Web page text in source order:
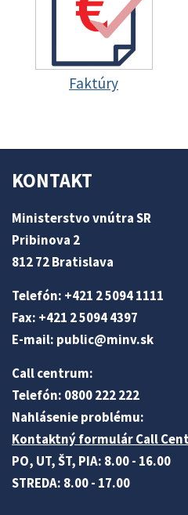
Faktúry
KONTAKT
Ministerstvo vnútra SR
Pribinova 2
812 72 Bratislava
Telefón: +421 2 5094 1111
Fax: +421 2 5094 4397
E-mail: public@minv.sk
Call centrum:
Telefón: 0800 222 222
Nahlásenie problému:
Kontaktný formulár Call
PO, UT, ŠT, PIA: 8.00 - 16.00
STREDA: 8.00 - 17.00